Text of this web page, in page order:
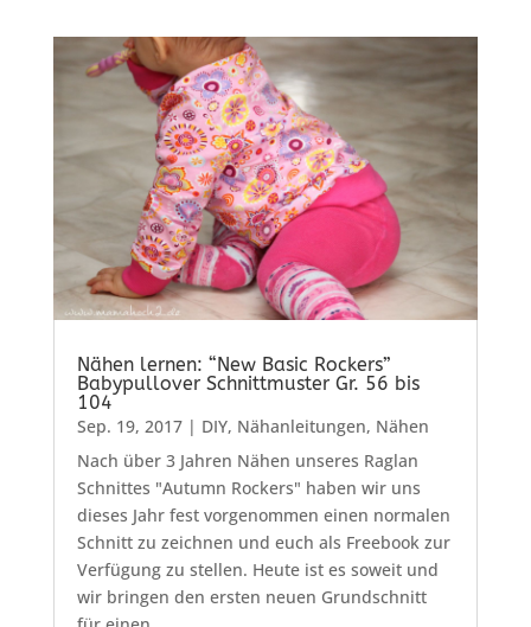
Nähen lernen: “New Basic Rockers”
Babypullover Schnittmuster Gr. 56 bis
104
Sep. 19, 2017| DIY, Nähanleitungen, Nähen
Nach über 3 Jahren Nähen unseres Raglan
Schnittes "Autumn Rockers" haben wir uns
dieses Jahr fest vorgenommen einen normalen
Schnitt zu zeichnen und euch als Freebook zur
Verfügung zu stellen. Heute ist es soweit und
wir bringen den ersten neuen Grundschnitt